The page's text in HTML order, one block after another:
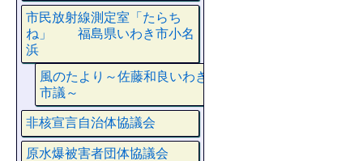
市民放射線測定室「たらち
ね」 福島県いわき市小名
浜
風のたより～佐藤和良いわき
市議～
非核宣言自治体協議会
原水爆被害者団体協議会